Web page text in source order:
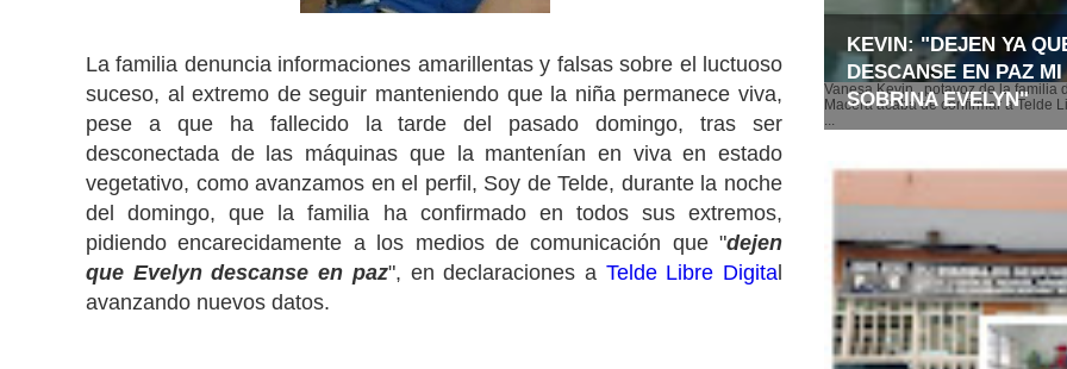
KEVIN: "DEJEN YA
DESCANSE EN PAZ MI
SOBRINA EVELYN"
Vanesa Kevin , potavoz de la familia
Macera acaba de confirmar a Telde
La familia denuncia informaciones amarillentas y falsas sobre el luctuoso
suceso, al extremo de seguir manteniendo que la niña permanece viva,
pese a que ha fallecido la tarde del pasado domingo, tras ser
desconectada de las máquinas que la mantenían en viva en estado
vegetativo, como avanzamos en el perfil, Soy de Telde, durante la noche
del domingo, que la familia ha confirmado en todos sus extremos,
pidiendo encarecidamente a los medios de comunicación que "dejen
que Evelyn descanse en paz", en declaraciones a Telde Libre Digital
avanzando nuevos datos.